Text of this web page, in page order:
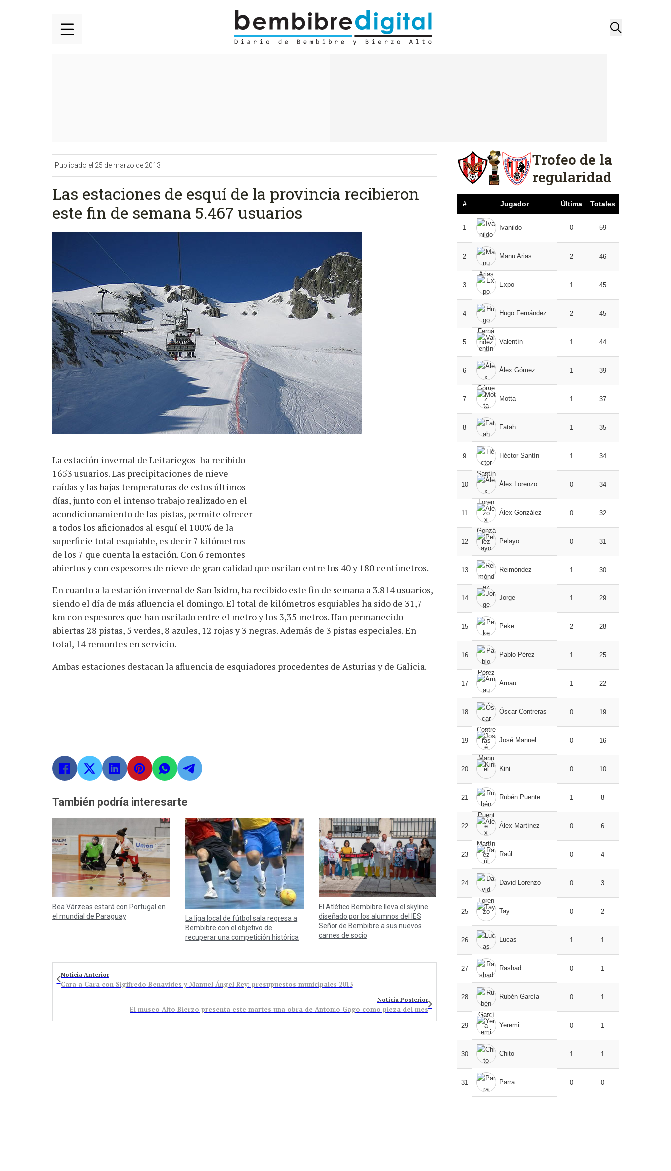
Publicado el 25 de marzo de 2013
Las estaciones de esquí de la provincia recibieron
este fin de semana 5.467 usuarios
La estación invernal de Leitariegos ha recibido
1653 usuarios. Las precipitaciones de nieve
caídas y las bajas temperaturas de estos últimos
días, junto con el intenso trabajo realizado en el
acondicionamiento de las pistas, permite ofrecer
a todos los aficionados al esquí el 100% de la
superficie total esquiable, es decir 7 kilómetros
de los 7 que cuenta la estación. Con 6 remontes
abiertos y con espesores de nieve de gran calidad que oscilan entre los 40 y 180 centímetros.
En cuanto a la estación invernal de San Isidro, ha recibido este fin de semana a 3.814 usuarios,
siendo el día de más afluencia el domingo. El total de kilómetros esquiables ha sido de 31,7
km con espesores que han oscilado entre el metro y los 3,35 metros. Han permanecido
abiertas 28 pistas, 5 verdes, 8 azules, 12 rojas y 3 negras. Además de 3 pistas especiales. En
total, 14 remontes en servicio.
Ambas estaciones destacan la afluencia de esquiadores procedentes de Asturias y de Galicia.
También podría interesarte
Bea Várzeas estará con Portugal en
el mundial de Paraguay
La liga local de fútbol sala regresa a
Bembibre con el objetivo de
recuperar una competición histórica
El Atlético Bembibre lleva el skyline
diseñado por los alumnos del IES
Señor de Bembibre a sus nuevos
carnés de socio
Noticia Anterior
Cara a Cara con Sigifredo Benavides y Manuel Ángel Rey: presupuestos municipales 2013
Noticia Posterior
El museo Alto Bierzo presenta este martes una obra de Antonio Gago como pieza del mes
Trofeo de la
regularidad
# Jugador Última Totales
1 Ivanildo 0 59
2 Manu Arias 2 46
3 Expo 1 45
4 Hugo Fernández 2 45
5 Valentín 1 44
6 Álex Gómez 1 39
7 Motta 1 37
8 Fatah 1 35
9 Héctor Santín 1 34
10 Álex Lorenzo 0 34
11 Álex González 0 32
12 Pelayo 0 31
13 Reimóndez 1 30
14 Jorge 1 29
15 Peke 2 28
16 Pablo Pérez 1 25
17 Arnau 1 22
18 Óscar Contreras 0 19
19 José Manuel 0 16
20 Kini 0 10
21 Rubén Puente 1 8
22 Álex Martínez 0 6
23 Raúl 0 4
24 David Lorenzo 0 3
25 Tay 0 2
26 Lucas 1 1
27 Rashad 0 1
28 Rubén García 0 1
29 Yeremi 0 1
30 Chito 1 1
31 Parra 0 0